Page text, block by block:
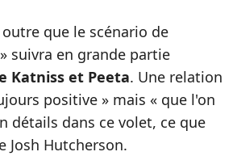
que le scénario de
suivra en grande partie
Katniss et Peeta. Une relation
positive » mais « que l'on
détails dans ce volet, ce que
Josh Hutcherson.